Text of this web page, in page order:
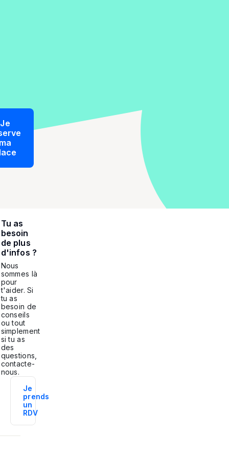
Je
Tu as
besoin
de plus
d'infos ?
Nous
sommes là
pour
t'aider. Si
tu as
besoin de
conseils
ou tout
simplement
si tu as
des
questions,
contacte-
nous.
Je
prends
un
RDV